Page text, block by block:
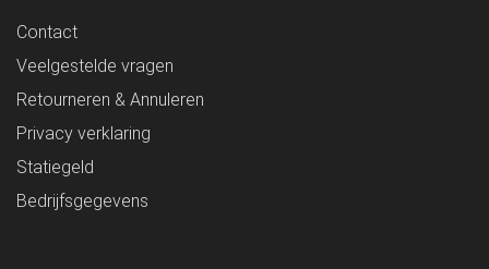
Contact
Veelgestelde vragen
Retourneren & Annuleren
Privacy verklaring
Statiegeld
Bedrijfsgegevens